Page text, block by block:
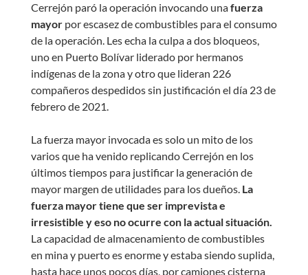
Cerrejón paró la operación invocando unafuerza
mayor por escasez de combustibles para el consumo
de la operación. Les echa la culpa a dos bloqueos,
uno en Puerto Bolívar liderado por hermanos
indígenas de la zona y otro que lideran 226
compañeros despedidos sin justificación el día 23 de
febrero de 2021.
La fuerza mayor invocada es solo un mito de los
varios que ha venido replicando Cerrejón en los
últimos tiempos para justificar la generación de
mayor margen de utilidades para los dueños. La
fuerza mayor tiene que ser imprevista e
irresistible y eso no ocurre con la actual situación.
La capacidad de almacenamiento de combustibles
en mina y puerto es enorme y estaba siendo suplida,
hasta hace unos pocos días, por camiones cisterna